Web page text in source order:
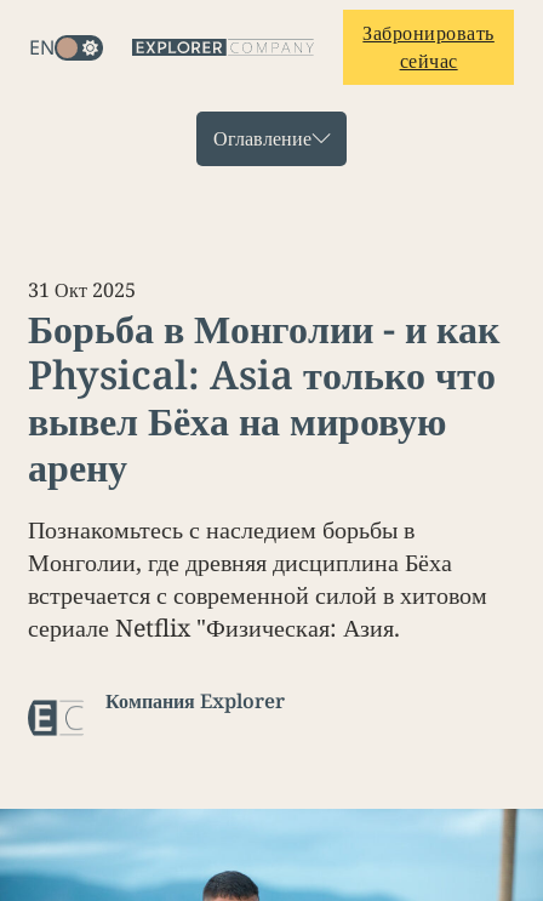
EN
Забронировать
сейчас
Оглавление
Борьба в Монголии - и как
Physical: Asia только что
вывел Бёха на мировую
арену
31 Окт 2025
Познакомьтесь с наследием борьбы в
Монголии, где древняя дисциплина Бёха
встречается с современной силой в хитовом
сериале Netflix "Физическая: Азия.
Компания Explorer